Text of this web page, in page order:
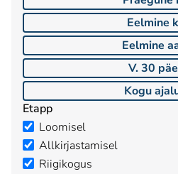
Eelmine
Eelmine
V. 30
Kogu
Etapp
Loomisel
Allkirjastamisel
Riigikogus